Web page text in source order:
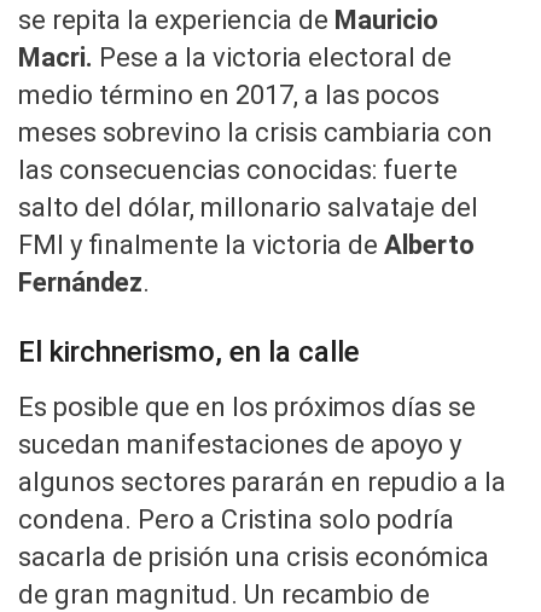
se repita la experiencia de Mauricio
Macri. Pese a la victoria electoral de
medio término en 2017, a las pocos
meses sobrevino la crisis cambiaria con
las consecuencias conocidas: fuerte
salto del dólar, millonario salvataje del
FMI y finalmente la victoria de Alberto
Fernández.
El kirchnerismo, en la calle
Es posible que en los próximos días se
sucedan manifestaciones de apoyo y
algunos sectores pararán en repudio a la
condena. Pero a Cristina solo podría
sacarla de prisión una crisis económica
de gran magnitud. Un recambio de